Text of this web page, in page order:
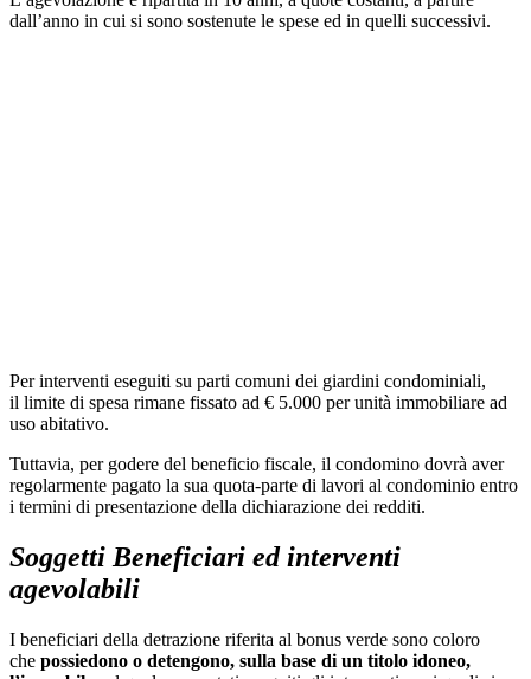
dall’anno in cui si sono sostenute le spese ed in quelli successivi.
Per interventi eseguiti su parti comuni dei giardini condominiali,
il limite di spesa rimane fissato ad € 5.000 per unità immobiliare ad
uso abitativo.
Tuttavia, per godere del beneficio fiscale, il condomino dovrà aver
regolarmente pagato la sua quota-parte di lavori al condominio entro
i termini di presentazione della dichiarazione dei redditi.
Soggetti Beneficiari ed interventi
agevolabili
I beneficiari della detrazione riferita al bonus verde sono coloro
che possiedono o detengono, sulla base di un titolo idoneo,